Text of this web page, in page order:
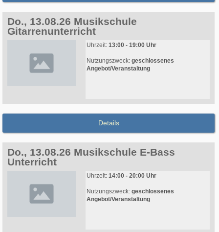
Do., 13.08.26 Musikschule
Gitarrenunterricht
Uhrzeit: 13:00 - 19:00 Uhr
Nutzungszweck: geschlossenes
Angebot/Veranstaltung
Details
Do., 13.08.26 Musikschule E-Bass
Unterricht
Uhrzeit: 14:00 - 20:00 Uhr
Nutzungszweck: geschlossenes
Angebot/Veranstaltung